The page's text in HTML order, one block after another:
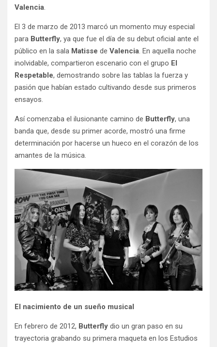
Valencia.
El 3 de marzo de 2013 marcó un momento muy especial
para Butterfly, ya que fue el día de su debut oficial ante el
público en la sala Matisse de Valencia. En aquella noche
inolvidable, compartieron escenario con el grupo El
Respetable, demostrando sobre las tablas la fuerza y
pasión que habían estado cultivando desde sus primeros
ensayos.
Así comenzaba el ilusionante camino de Butterfly, una
banda que, desde su primer acorde, mostró una firme
determinación por hacerse un hueco en el corazón de los
amantes de la música.
El nacimiento de un sueño musical
En febrero de 2012, Butterfly dio un gran paso en su
trayectoria grabando su primera maqueta en los Estudios